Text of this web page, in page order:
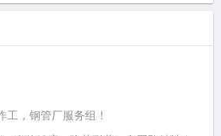
工，钢管厂服务组！